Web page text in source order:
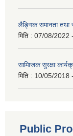
लैङ्गिक समानता तथा
मिति : 07/08/2022
सामािजक सुरक्षा
मिति : 10/05/2018
Public